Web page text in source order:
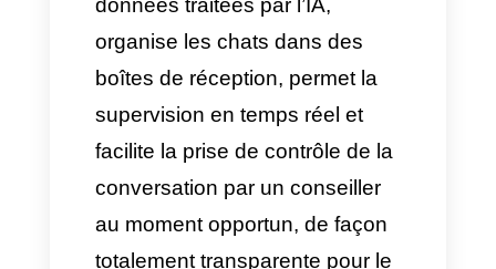
approuvé par Meta maintient le
numéro de l’entreprise en
sécurité sur des serveurs cloud.
Grâce au chiffrement et au
support technologique, il
protège les comptes contre les